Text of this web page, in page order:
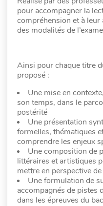
pour accompagner la
compréhension et à
des modalités de
Ainsi pour chaque titre
proposé :
Une mise en
son temps, dans le
postérité
Une présentation
formelles, thématiques
comprendre les enjeux
Une composition de
littéraires et artistiques
mettre en perspective
Une formulation de
accompagnés de pistes
dans les épreuves du